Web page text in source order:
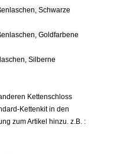
Schwarze
Goldfarbene
Silberne
Kettenschloss
Kettenkit in den
zum Artikel hinzu. z.B. :